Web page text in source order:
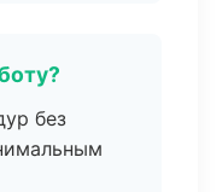
без